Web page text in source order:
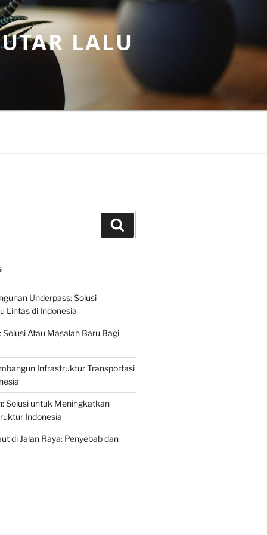
LALU
Underpass: Solusi
Lintas di Indonesia
Solusi Atau Masalah Baru Bagi
Infrastruktur Transportasi
Solusi untuk Meningkatkan
Indonesia
di Jalan Raya: Penyebab dan